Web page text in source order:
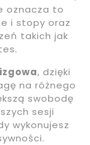
oznacza to
i stopy oraz
takich jak
, dzięki
na różnego
swobodę
sesji
wykonujesz